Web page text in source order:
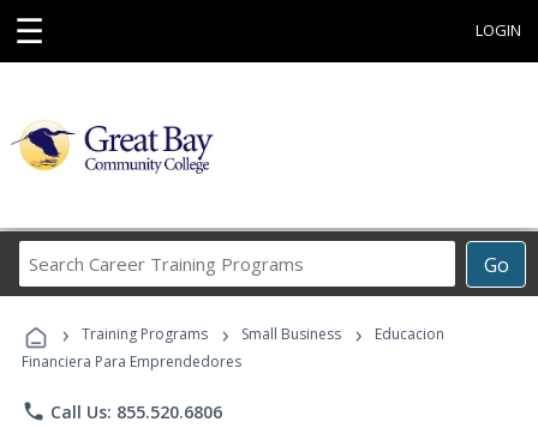
☰ LOGIN
Go
Career
Programs
› Training Programs › Small Business ›
Educacion
Financiera Para Emprendedores
phone Call Us: 855.520.6806